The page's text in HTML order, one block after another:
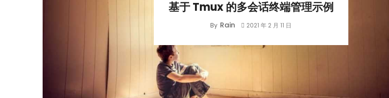
基于 Tmux 的多会话终端管理示例
By Rain 2021 年 2 月 11 日